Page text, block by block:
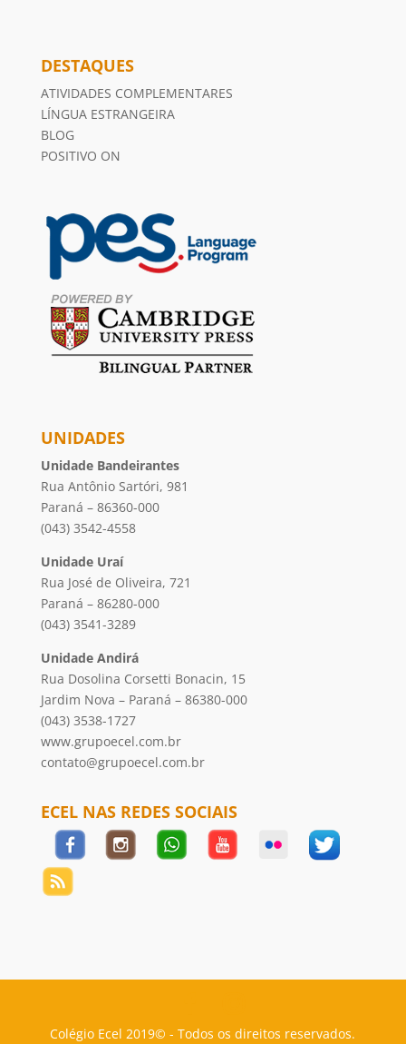
DESTAQUES
ATIVIDADES COMPLEMENTARES
LÍNGUA ESTRANGEIRA
BLOG
POSITIVO ON
UNIDADES
Unidade Bandeirantes
Rua Antônio Sartóri, 981
Paraná – 86360-000
(043) 3542-4558
Unidade Uraí
Rua José de Oliveira, 721
Paraná – 86280-000
(043) 3541-3289
Unidade Andirá
Rua Dosolina Corsetti Bonacin, 15
Jardim Nova – Paraná – 86380-000
(043) 3538-1727
www.grupoecel.com.br
contato@grupoecel.com.br
ECEL NAS REDES SOCIAIS
Colégio Ecel 2019© - Todos os direitos reservados.